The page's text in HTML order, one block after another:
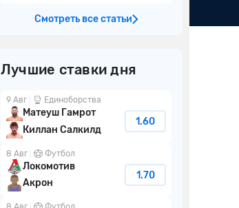
Смотреть все статьи
Лучшие ставки дня
9 Авг Единоборства
Матеуш Гамрот
Киллан Салкилд
1.60
8 Авг Футбол
Локомотив
Акрон
1.70